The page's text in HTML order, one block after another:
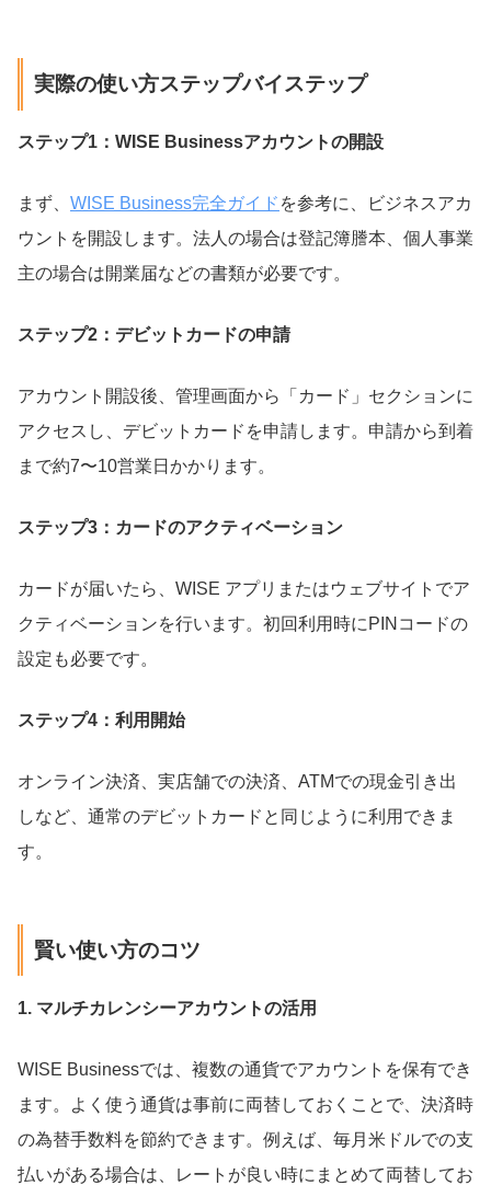
実際の使い方ステップバイステップ
ステップ1：WISE Businessアカウントの開設
まず、 WISE Business完全ガイド を参考に、ビジネスアカ
ウントを開設します。法人の場合は登記簿謄本、個人事業
主の場合は開業届などの書類が必要です。
ステップ2：デビットカードの申請
アカウント開設後、管理画面から「カード」セクションに
アクセスし、デビットカードを申請します。申請から到着
まで約7〜10営業日かかります。
ステップ3：カードのアクティベーション
カードが届いたら、WISE アプリまたはウェブサイトでア
クティベーションを行います。初回利用時にPINコードの
設定も必要です。
ステップ4：利用開始
オンライン決済、実店舗での決済、ATMでの現金引き出
しなど、通常のデビットカードと同じように利用できま
す。
賢い使い方のコツ
1. マルチカレンシーアカウントの活用
WISE Businessでは、複数の通貨でアカウントを保有でき
ます。よく使う通貨は事前に両替しておくことで、決済時
の為替手数料を節約できます。例えば、毎月米ドルでの支
払いがある場合は、レートが良い時にまとめて両替してお